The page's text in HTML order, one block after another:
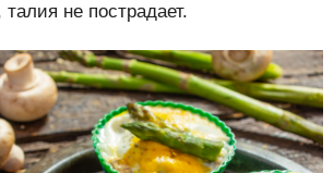
талия не пострадает.